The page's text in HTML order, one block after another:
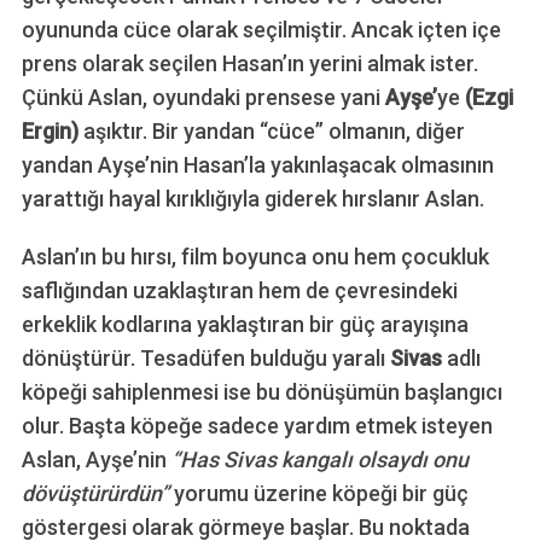
oyununda cüce olarak seçilmiştir. Ancak içten içe
prens olarak seçilen Hasan’ın yerini almak ister.
Çünkü Aslan, oyundaki prensese yaniAyşe’ye (Ezgi
Ergin)aşıktır. Bir yandan “cüce” olmanın, diğer
yandan Ayşe’nin Hasan’la yakınlaşacak olmasının
yarattığı hayal kırıklığıyla giderek hırslanır Aslan.
Aslan’ın bu hırsı, film boyunca onu hem çocukluk
saflığından uzaklaştıran hem de çevresindeki
erkeklik kodlarına yaklaştıran bir güç arayışına
dönüştürür. Tesadüfen bulduğu yaralı Sivasadlı
köpeği sahiplenmesi ise bu dönüşümün başlangıcı
olur. Başta köpeğe sadece yardım etmek isteyen
Aslan, Ayşe’nin “Has Sivas kangalı olsaydı onu
dövüştürürdün”yorumu üzerine köpeği bir güç
göstergesi olarak görmeye başlar. Bu noktada